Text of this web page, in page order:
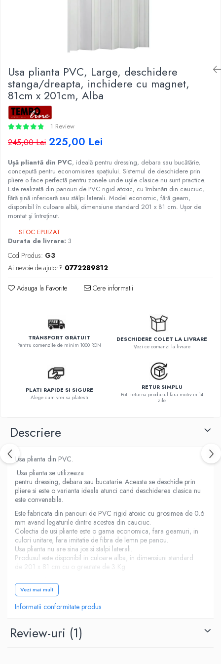
Usa plianta PVC, Large, deschidere
stanga/dreapta, inchidere cu magnet,
81cm x 201cm, Alba
1 Review
245,00 Lei 225,00 Lei
Ușă pliantă din PVC, ideală pentru dressing, debara sau bucătărie,
concepută pentru economisirea spațiului. Sistemul de deschidere prin
pliere o face perfectă pentru zonele unde ușile clasice nu sunt practice.
Este realizată din panouri de PVC rigid atoxic, cu îmbinări din cauciuc,
fără șină inferioară sau stâlpi laterali. Model economic, fără geam,
disponibil în culoare albă, dimensiune standard 201 x 81 cm. Ușor de
montat și întreținut.
STOC EPUIZAT
Durata de livrare: 3
Cod Produs: G3
Ai nevoie de ajutor? 0772289812
Adauga la Favorite Cere informatii
TRANSPORT GRATUIT
Pentru comenzile de minim 1000 RON
DESCHIDERE COLET LA LIVRARE
Vezi ce comanzi la livrare
PLATI RAPIDE SI SIGURE
Alege cum vrei sa platesti
RETUR SIMPLU
Poti returna produsul fara motiv in 14
zile
Descriere
Usa plianta din PVC.
Usa plianta se utilizeaza
pentru dressing, debara sau bucatarie. Aceasta se deschide prin
pliere si este o varianta ideala atunci cand deschiderea clasica nu
este convenabila.
Este fabricata din panouri de PVC rigid atoxic cu grosimea de 0.6
mm avand legaturile dintre acestea din cauciuc.
Colectia de usi pliante este o gama economica, fara geamuri, in
culori unitare, fara imitatie de fibra de lemn pe panou.
Usa plianta nu are sina jos si stalpi laterali.
Produsul este disponibil in culoare alba, in dimensiuni standard
de 201 x 81 cm cu o greutate de 3 Kg.
Recomandari:
pentru intretinere si curatare puteti utiliza detergenti si
substante speciale.
usa nu se sterge cu apa din abundenta.
Vezi mai mult
Informatii conformitate produs
Review-uri (1)